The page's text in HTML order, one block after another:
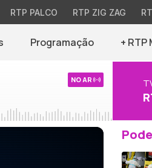
RTP PALCO RTP ZIG ZAG
Programação + RTP
NO AR